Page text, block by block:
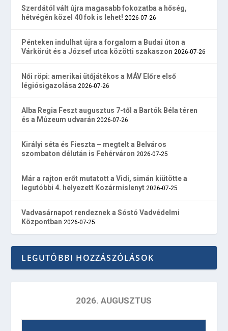
Szerdától vált újra magasabb fokozatba a hőség,
hétvégén közel 40 fok is lehet! 2026-07-26
Pénteken indulhat újra a forgalom a Budai úton a
Várkörút és a József utca közötti szakaszon 2026-07-26
Női röpi: amerikai ütőjátékos a MÁV Előre első
légiósigazolása 2026-07-26
Alba Regia Feszt augusztus 7-től a Bartók Béla téren
és a Múzeum udvarán 2026-07-26
Királyi séta és Fieszta – megtelt a Belváros
szombaton délután is Fehérváron 2026-07-25
Már a rajton erőt mutatott a Vidi, simán kiütötte a
legutóbbi 4. helyezett Kozármislenyt 2026-07-25
Vadvasárnapot rendeznek a Sóstó Vadvédelmi
Központban 2026-07-25
LEGUTÓBBI HOZZÁSZÓLÁSOK
2026. AUGUSZTUS